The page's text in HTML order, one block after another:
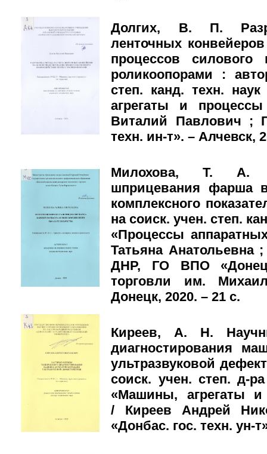
Долгих, В. П.
ленточных
процессов
роликоопорами :
степ. канд. техн.
агрегаты и
Виталий Павлович ;
техн. ин-т». – Алчевск,
Милохова, Т. А.
шприцевания фарша
комплексного
на соиск. учен. степ.
«Процессы
Татьяна Анатольевна
ДНР, ГО ВПО
торговли им.
Донецк, 2020. – 21 с.
Киреев, А. Н.
диагностирования
ультразвуковой
соиск. учен. степ. д-
«Машины, агрегаты
/ Киреев Андрей
«Донбас. гос. техн. ун-